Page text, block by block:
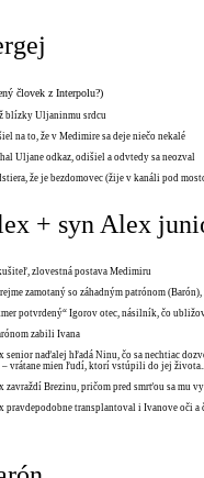
človek z Interpolu?)
blízky Uljaninmu srdcu
na to, že v Medimire sa deje niečo nekalé
Uljane odkaz, odišiel a odvtedy sa neozval
že je bezdomovec (žije v kanáli pod
+ syn Alex
zlovestná postava Medimiru
zamotaný so záhadným patrónom
potvrdený“ Igorov otec, násilník, čo
zabili Ivana
senior naďalej hľadá Ninu, čo sa nechtiac
vrátane mien ľudí, ktorí vstúpili do jej
zavraždí Brezinu, pričom pred smrťou sa mu
pravdepodobne transplantoval i Ivanove oči